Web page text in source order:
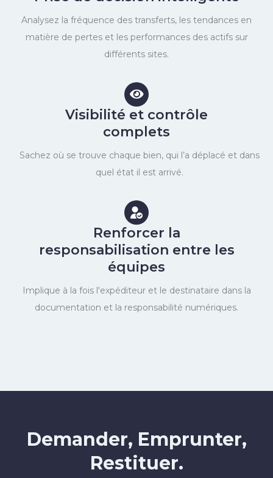
Analysez la fréquence des transferts, les tendances en
matière de pertes et les performances des actifs sur
différents sites.
Visibilité et contrôle
complets
Sachez où se trouve chaque bien, qui l’a déplacé et dans
quel état il est arrivé.
Renforcer la
responsabilisation entre les
équipes
Implique à la fois l'expéditeur et le destinataire dans la
documentation et la responsabilité numériques.
Demander, Emprunter,
Restituer.